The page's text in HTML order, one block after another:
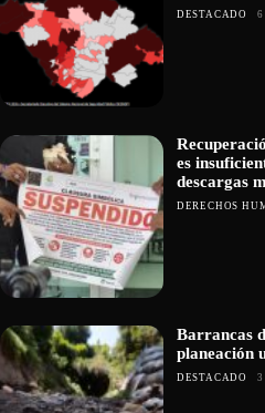
DESTACADO 6
es
descargas
DERECHOS
Barrancas
planeación
DESTACADO 3